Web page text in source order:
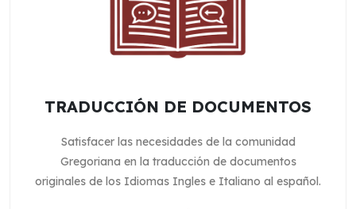
TRADUCCIÓN DE DOCUMENTOS
Satisfacer las necesidades de la comunidad
Gregoriana en la traducción de documentos
originales de los Idiomas Ingles e Italiano al español.